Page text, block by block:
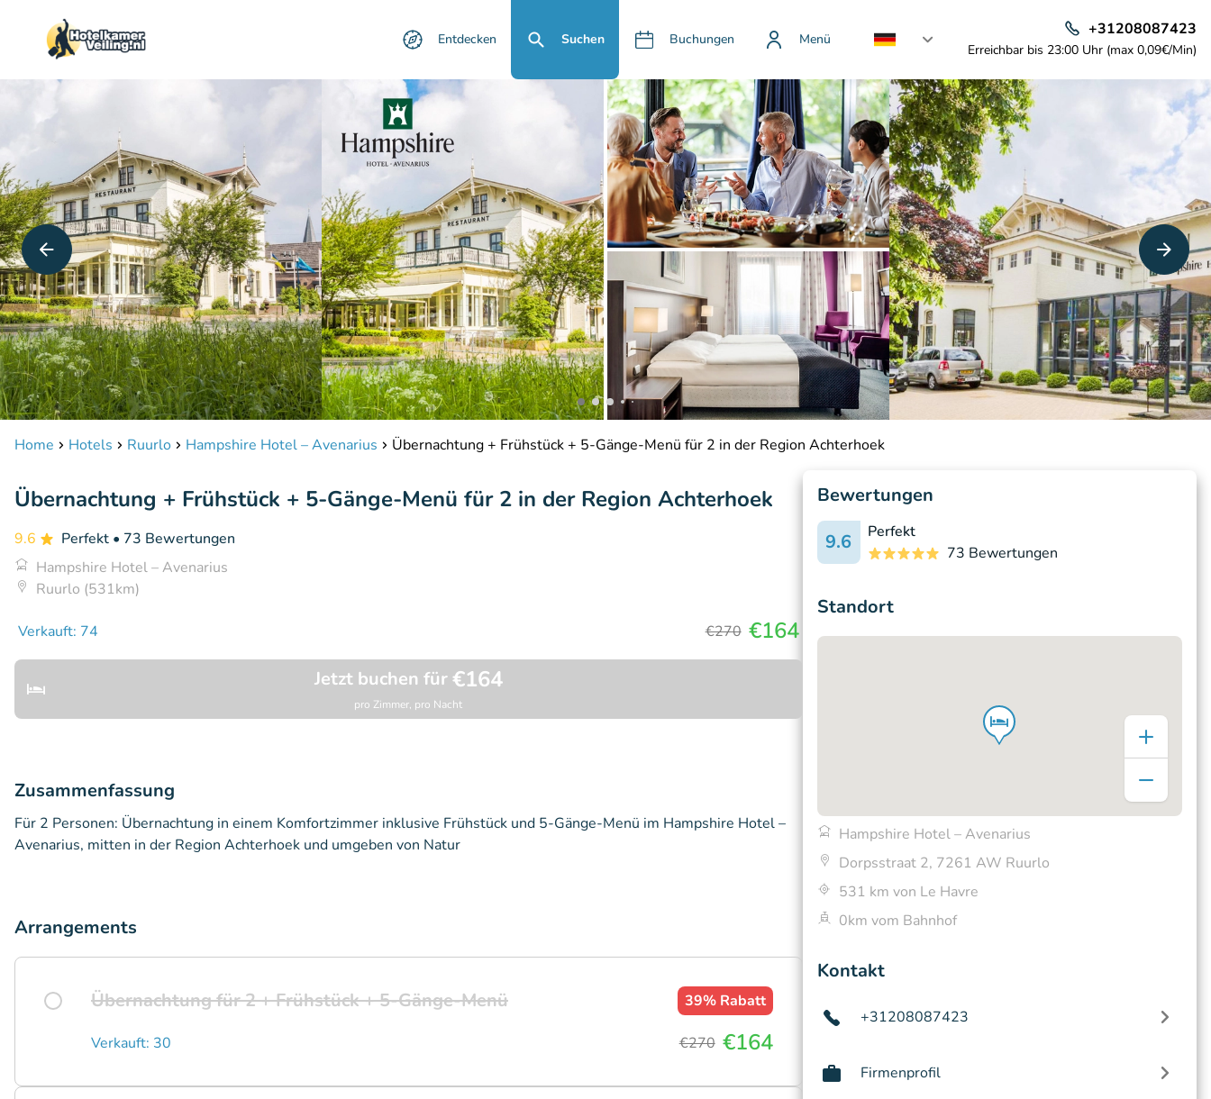
Entdecken Suchen Buchungen Menü
+31208087423
Erreichbar bis 23:00 Uhr (max 0,09€/Min)
Home Hotels Ruurlo Hampshire Hotel – Avenarius Übernachtung + Frühstück + 5-Gänge-Menü für 2 in der Region Achterhoek
Übernachtung + Frühstück + 5-Gänge-Menü für 2 in der Region Achterhoek
9.6 Perfekt • 73 Bewertungen
Hampshire Hotel – Avenarius
Ruurlo (531km)
Verkauft: 74 €270 €164
Jetzt buchen für€164
pro Zimmer, pro Nacht
Zusammenfassung
Für 2 Personen: Übernachtung in einem Komfortzimmer inklusive Frühstück und 5-Gänge-Menü im Hampshire Hotel –
Avenarius, mitten in der Region Achterhoek und umgeben von Natur
Arrangements
Übernachtung für 2 + Frühstück + 5-Gänge-Menü 39% Rabatt
Verkauft: 30 €270 €164
Bewertungen
9.6
Perfekt
73 Bewertungen
Standort
Hampshire Hotel – Avenarius
Dorpsstraat 2, 7261 AW Ruurlo
531 km von Le Havre
0km vom Bahnhof
Kontakt
+31208087423
Firmenprofil